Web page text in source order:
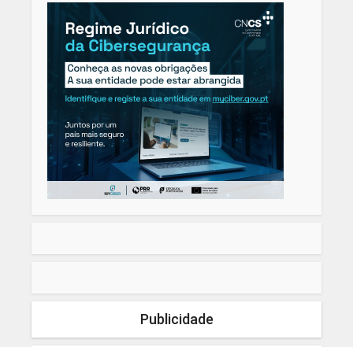
Publicidade